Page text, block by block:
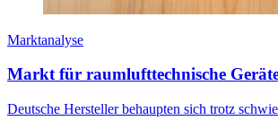
Marktanalyse
Markt für raumlufttechnische
Deutsche Hersteller behaupten sich trotz